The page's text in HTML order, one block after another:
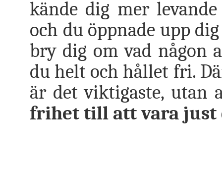
kände dig mer
och du öppnade upp
bry dig om vad någon
du helt och hållet fri.
är det viktigaste,
frihet till att vara just